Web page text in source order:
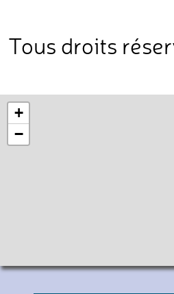
Tous droits
+
−